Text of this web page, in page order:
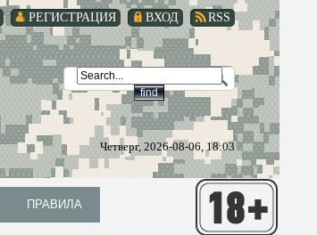
RSS
ВХОД
РЕГИСТРАЦИЯ
Четверг, 2026-08-06, 18:03
ПРАВИЛА